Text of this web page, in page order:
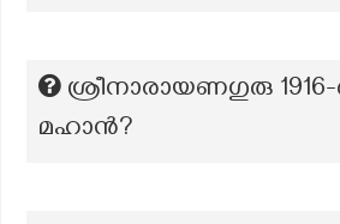
ശ്രീനാരായണഗുരു
മഹാൻ?